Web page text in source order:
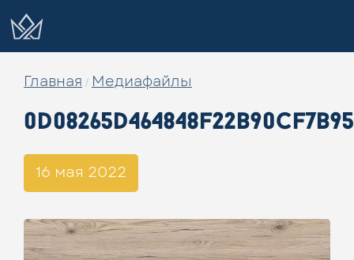
Главная / Медиафайлы
16 мая 2022